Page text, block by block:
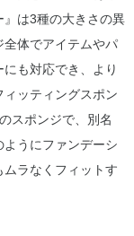
は3種の大きさの異
体でアイテムやパ
も対応でき、より
ッティングスポン
スポンジで、別名
ようにファンデーシ
ラなくフィットす